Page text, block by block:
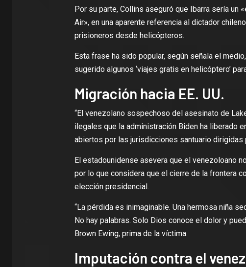
Por su parte, Collins aseguró que Ibarra sería un
Air», en una aparente referencia al dictador
prisioneros desde helicópteros.
Esta frase ha sido popular, según señala el
sugerido algunos ‘viajes gratis en helicóptero’
Migración hacia EE. UU.
“El venezolano sospechoso del asesinato de
ilegales que la administración Biden ha liberado
abiertos por las jurisdicciones santuario dirigidas
El estadounidense asevera que el venezoloano
por lo que considera que el cierre de la frontera
elección presidencial.
“La pérdida es inimaginable. Una hermosa niña
No hay palabras. Solo Dios conoce el dolor y
Brown Ewing, prima de la víctima.
Imputación contra el